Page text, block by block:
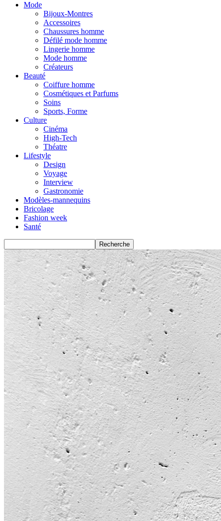
Mode
Bijoux-Montres
Accessoires
Chaussures homme
Défilé mode homme
Lingerie homme
Mode homme
Créateurs
Beauté
Coiffure homme
Cosmétiques et Parfums
Soins
Sports, Forme
Culture
Cinéma
High-Tech
Théatre
Lifestyle
Design
Voyage
Interview
Gastronomie
Modèles-mannequins
Bricolage
Fashion week
Santé